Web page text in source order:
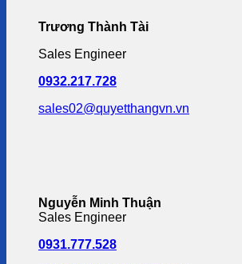
Trương Thành Tài
Sales Engineer
0932.217.728
sales02@quyetthangvn.vn
Nguyễn Minh Thuận
Sales Engineer
0931.777.528